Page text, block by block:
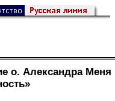
о. Александра Меня